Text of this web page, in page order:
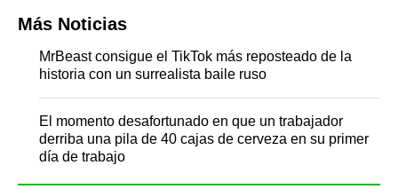
Más Noticias
MrBeast consigue el TikTok más reposteado de la
historia con un surrealista baile ruso
El momento desafortunado en que un trabajador
derriba una pila de 40 cajas de cerveza en su primer
día de trabajo